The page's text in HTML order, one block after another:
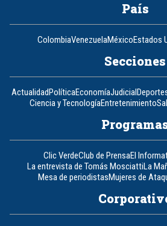
País
ColombiaVenezuelaMéxicoEstados
Secciones
Actualidad PolíticaEconomíaJudicial
Ciencia y TecnologíaEntretenimiento
Clic VerdeClub de PrensaEl
La entrevista de Tomás MosciattiLa
Mesa de periodistasMujeres de